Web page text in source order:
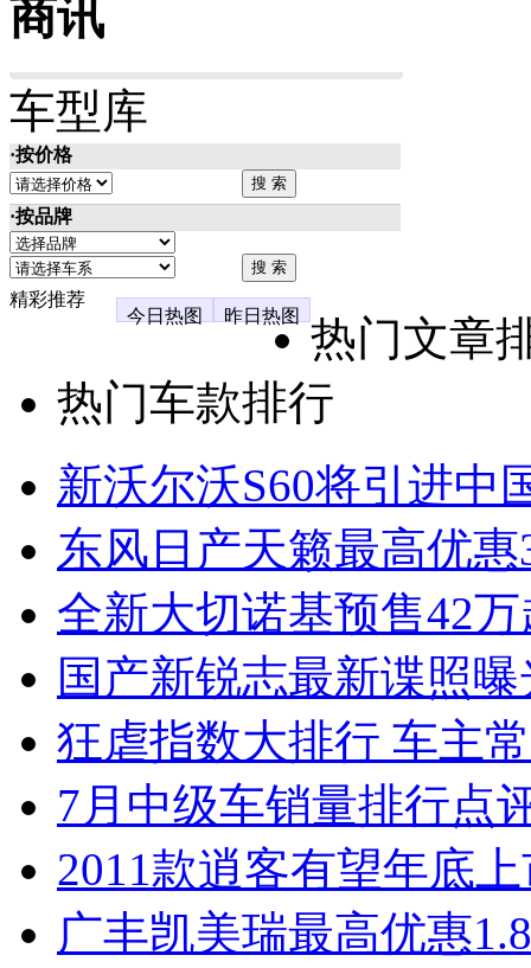
商讯
车型库
·按价格
·按品牌
精彩推荐
今日热图
昨日热图
热门文章
热门车款排行
新沃尔沃S60将引进中
东风日产天籁最高优
全新大切诺基预售42
国产新锐志最新谍照
狂虐指数大排行 车主
7月中级车销量排行点
2011款逍客有望年底
广丰凯美瑞最高优惠